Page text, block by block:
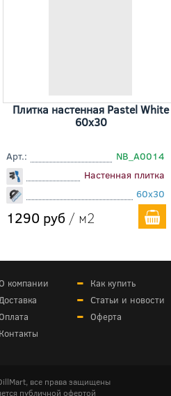
Плитка настенная Pastel White
60x30
Арт.:
NB_A0014
Настенная плитка
60x30
1290 руб / м2
компании
Как купить
Статьи и новости
Оферта
Контакты
все права защищены
публичной офертой